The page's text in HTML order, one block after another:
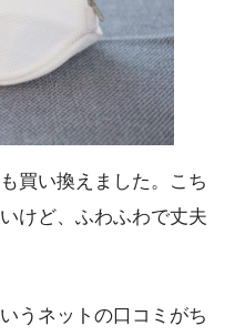
買い換えました。こち
けど、ふわふわで丈夫
うネットの口コミがち